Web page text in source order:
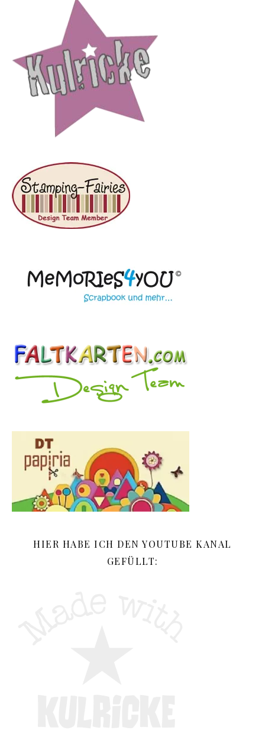
HIER HABE ICH DEN YOUTUBE KANAL
GEFÜLLT: